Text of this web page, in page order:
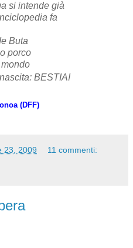
si intende già
fa
Buta
porco
BESTIA!
(DFF)
23, 2009 11 commenti: